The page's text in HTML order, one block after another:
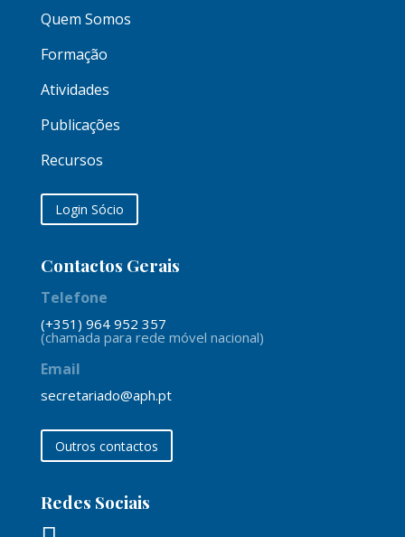
Quem Somos
Formação
Atividades
Publicações
Recursos
Login Sócio
Contactos Gerais
Telefone
(+351) 964 952 357
(chamada para rede móvel nacional)
Email
secretariado@aph.pt
Outros contactos
Redes Sociais